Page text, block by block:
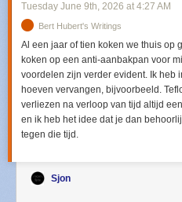
Tuesday June 9th, 2026 at 4:27 AM
Bert Hubert's Writings
Al een jaar of tien koken we thuis op
koken op een anti-aanbakpan voor
voordelen zijn verder evident. Ik heb
hoeven vervangen, bijvoorbeeld.
verliezen na verloop van tijd altijd
en ik heb het idee dat je dan
tegen die tijd.
Sjon